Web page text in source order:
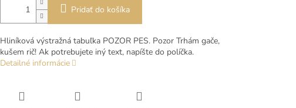
Pridať do košíka
Hliníková výstražná tabuľka POZOR PES. Pozor Trhám gače,
kušem rič! Ak potrebujete iný text, napíšte do políčka.
Detailné informácie